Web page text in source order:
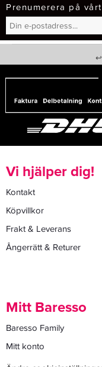
Prenumerera på
↩
Vi hjälper dig!
Kontakt
Köpvillkor
Frakt & Leverans
Ångerrätt & Returer
Mitt Baresso
Baresso Family
Mitt konto